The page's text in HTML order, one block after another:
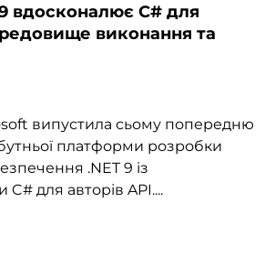
вдосконалює C# для
виконання та
випустила сьому попередню
платформи розробки
.NET 9 із
для авторів API....